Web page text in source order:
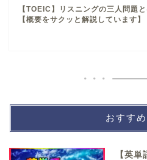
【TOEIC】リスニングの三人問題と
【概要をサクッと解説しています】
おすす
【英